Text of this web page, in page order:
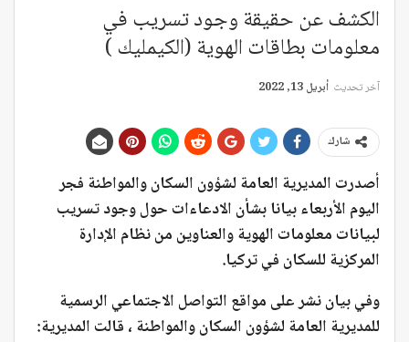
الكشف عن حقيقة وجود تسريب في
معلومات بطاقات الهوية (الكيمليك )
آخر تحديث أبريل 13, 2022
شارك
أصدرت المديرية العامة لشؤون السكان والمواطنة فجر
اليوم الأربعاء بيانا بشأن الادعاءات حول وجود تسريب
لبيانات معلومات الهوية والعناوين من نظام الإدارة
المركزية للسكان في تركيا.
وفي بيان نشر على مواقع التواصل الاجتماعي الرسمية
للمديرية العامة لشؤون السكان والمواطنة ، قالت المديرية: